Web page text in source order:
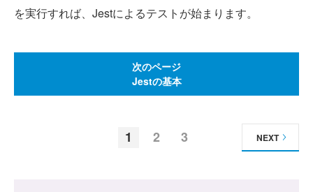
を実行すれば、Jestによるテストが始まります。
次のページ
Jestの基本
1 2 3 NEXT